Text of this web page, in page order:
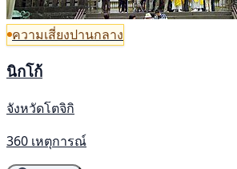
ความเสี่ยงปานกลาง
นิกโก้
จังหวัดโตจิกิ
360 เหตุการณ์